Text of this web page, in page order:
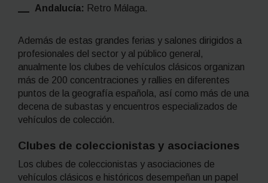
Andalucía: Retro Málaga.
Además de estas grandes ferias y salones dirigidos a
profesionales del sector y al público general,
anualmente los clubes de vehículos clásicos organizan
más de 200 concentraciones y rallies en diferentes
puntos de la geografía española, así como más de una
decena de subastas y encuentros especializados de
vehículos de colección.
Clubes de coleccionistas y asociaciones
Los clubes de coleccionistas y asociaciones de
vehículos clásicos e históricos desempeñan un papel